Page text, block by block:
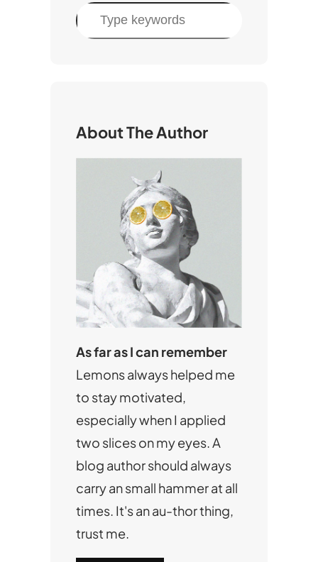
C
e
About The Author
As far as I can remember
Lemons always helped me
to stay motivated,
especially when I applied
two slices on my eyes. A
blog author should always
carry an small hammer at all
times. It's an au-thor thing,
trust me.